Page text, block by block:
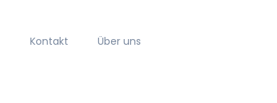
Kontakt Über uns